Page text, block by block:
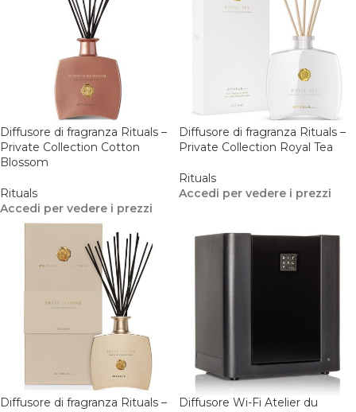
Diffusore di fragranza Rituals –
Private Collection Cotton
Blossom
Rituals
Accedi per vedere i prezzi
Diffusore di fragranza Rituals –
Private Collection Royal Tea
Rituals
Accedi per vedere i prezzi
Diffusore di fragranza Rituals –
Diffusore Wi-Fi Atelier du